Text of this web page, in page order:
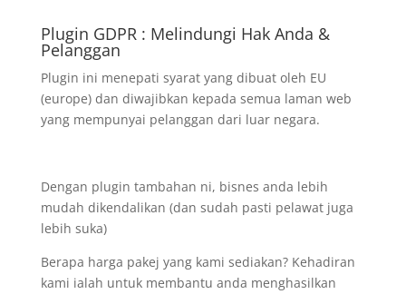
Plugin GDPR : Melindungi Hak Anda &
Pelanggan
Plugin ini menepati syarat yang dibuat oleh EU
(europe) dan diwajibkan kepada semua laman web
yang mempunyai pelanggan dari luar negara.
Dengan plugin tambahan ni, bisnes anda lebih
mudah dikendalikan (dan sudah pasti pelawat juga
lebih suka)
Berapa harga pakej yang kami sediakan? Kehadiran
kami ialah untuk membantu anda menghasilkan